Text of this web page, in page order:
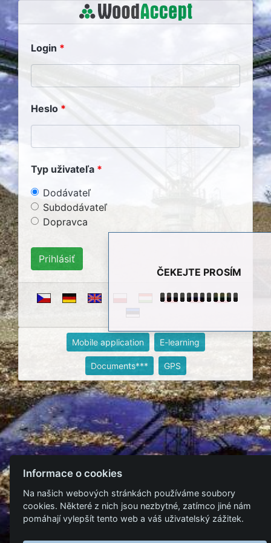
ČEKEJTE PROSÍM
Login
Heslo
Typ uživateľa
Dodávateľ
Subdodávateľ
Dopravca
Mobile application E-learning
Documents*** GPS
Informace o cookies
Na našich webových stránkách používáme soubory
cookies. Některé z nich jsou nezbytné, zatímco jiné nám
pomáhají vylepšít tento web a váš uživatelský zážitek.